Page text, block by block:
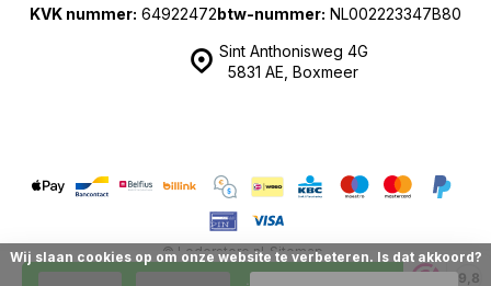
9,8
Sint Anthonisweg 4G
5831 AE, Boxmeer
KVK nummer: 64922472btw-nummer: NL002223347B80
© Lederstore.nl Sitemap
| Prijzen zijn inclusief 21% BTW | Merchant location: The Netherlands
Wij slaan cookies op om onze website te verbeteren. Is dat akkoord?